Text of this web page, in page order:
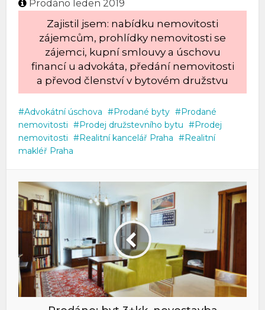
Prodáno leden 2019
Zajistil jsem: nabídku nemovitosti
zájemcům, prohlídky nemovitosti se
zájemci, kupní smlouvy a úschovu
financí u advokáta, předání nemovitosti
a převod členství v bytovém družstvu
Advokátní úschova Prodané byty
Prodané
nemovitosti
Prodej družstevního bytu
Prodej
nemovitosti
Realitní kancelář Praha
Realitní
makléř Praha